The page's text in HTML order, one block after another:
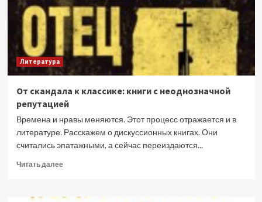
недетских
проблемах
Литература
От скандала к классике: книги с неоднозначной
репутацией
Времена и нравы меняются. Этот процесс отражается и в
литературе. Расскажем о дискуссионных книгах. Они
считались эпатажными, а сейчас переиздаются...
Читать далееПрочитать
От